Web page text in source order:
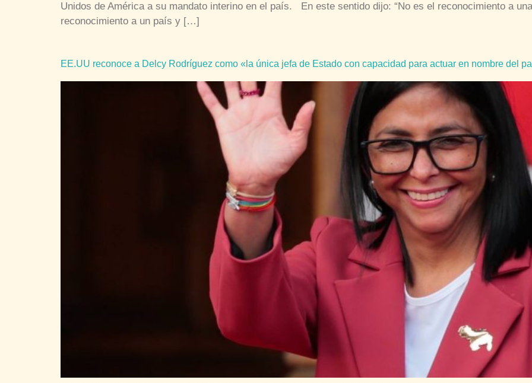
Unidos de América a su mandato interino en el país. En este sentido dijo: “No es el reconocimiento a
reconocimiento a un país y […]
EE.UU reconoce a Delcy Rodríguez como «la única jefa de Estado con capacidad para actuar en nombre del